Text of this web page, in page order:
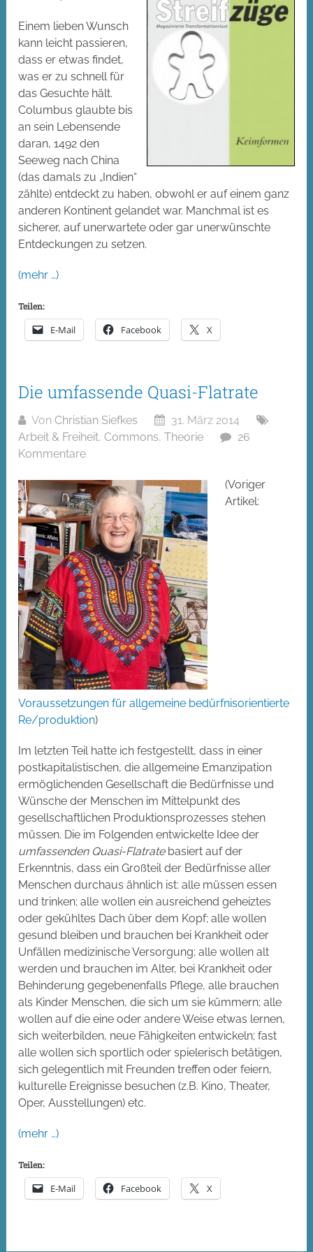
Einem lieben Wunsch
kann leicht passieren,
dass er etwas findet,
was er zu schnell für
das Gesuchte hält.
Columbus glaubte bis
an sein Lebensende
daran, 1492 den
Seeweg nach China
(das damals zu „Indien“
zählte) entdeckt zu haben, obwohl er auf einem ganz
anderen Kontinent gelandet war. Manchmal ist es
sicherer, auf unerwartete oder gar unerwünschte
Entdeckungen zu setzen.
(mehr …)
Teilen:
E-Mail Facebook X
Die umfassende Quasi-Flatrate
VonChristian Siefkes
31. März 2014
Arbeit & Freiheit,Commons,Theorie
26
Kommentare
(Voriger
Artikel:
Voraussetzungen für allgemeine bedürfnisorientierte
Re/produktion)
Im letzten Teil hatte ich festgestellt, dass in einer
postkapitalistischen, die allgemeine Emanzipation
ermöglichenden Gesellschaft die Bedürfnisse und
Wünsche der Menschen im Mittelpunkt des
gesellschaftlichen Produktionsprozesses stehen
müssen. Die im Folgenden entwickelte Idee der
umfassenden Quasi-Flatratebasiert auf der
Erkenntnis, dass ein Großteil der Bedürfnisse aller
Menschen durchaus ähnlich ist: alle müssen essen
und trinken; alle wollen ein ausreichend geheiztes
oder gekühltes Dach über dem Kopf; alle wollen
gesund bleiben und brauchen bei Krankheit oder
Unfällen medizinische Versorgung; alle wollen alt
werden und brauchen im Alter, bei Krankheit oder
Behinderung gegebenenfalls Pflege, alle brauchen
als Kinder Menschen, die sich um sie kümmern; alle
wollen auf die eine oder andere Weise etwas lernen,
sich weiterbilden, neue Fähigkeiten entwickeln; fast
alle wollen sich sportlich oder spielerisch betätigen,
sich gelegentlich mit Freunden treffen oder feiern,
kulturelle Ereignisse besuchen (z.B. Kino, Theater,
Oper, Ausstellungen) etc.
(mehr …)
Teilen:
E-Mail Facebook X